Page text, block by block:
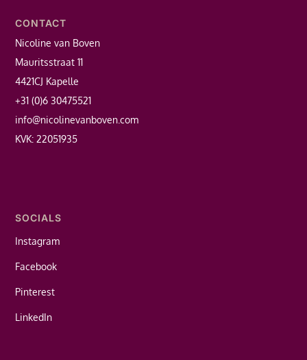
CONTACT
Nicoline van Boven
Mauritsstraat 11
4421CJ Kapelle
+31 (0)6 30475521
info@nicolinevanboven.com
KVK: 22051935
SOCIALS
Instagram
Facebook
Pinterest
LinkedIn